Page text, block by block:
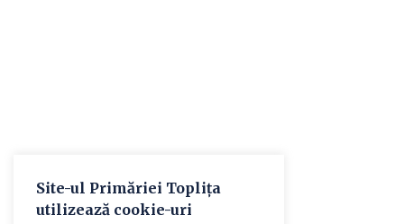
Site-ul Primăriei Toplița
utilizează cookie-uri